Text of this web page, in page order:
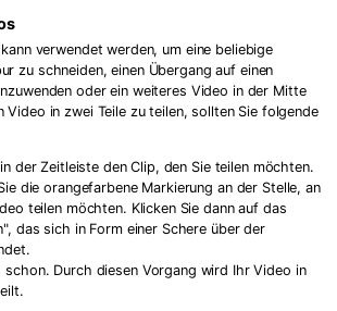
verwendet werden, um eine beliebige
zu schneiden, einen Übergang auf einen
oder ein weiteres Video in der Mitte
Video in zwei Teile zu teilen, sollten Sie folgende
der Zeitleiste den Clip, den Sie teilen möchten.
die orangefarbene Markierung an der Stelle, an
teilen möchten. Klicken Sie dann auf das
das sich in Form einer Schere über der
schon. Durch diesen Vorgang wird Ihr Video in